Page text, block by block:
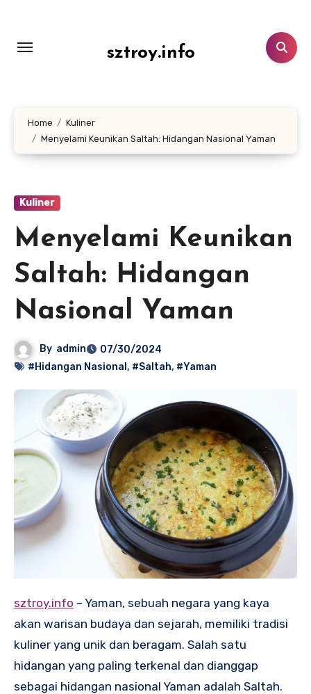
konten
sztroy.info
Home
Kuliner
Menyelami Keunikan Saltah: Hidangan Nasional Yaman
Kuliner
Menyelami Keunikan
Saltah: Hidangan
Nasional Yaman
By admin
07/30/2024
#Hidangan Nasional , #Saltah, #Yaman
sztroy.info – Yaman, sebuah negara yang kaya
akan warisan budaya dan sejarah, memiliki tradisi
kuliner yang unik dan beragam. Salah satu
hidangan yang paling terkenal dan dianggap
sebagai hidangan nasional Yaman adalah Saltah.